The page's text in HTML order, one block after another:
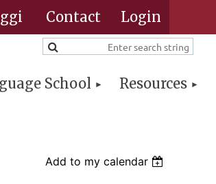
Contact
School Resources
Add to my calendar